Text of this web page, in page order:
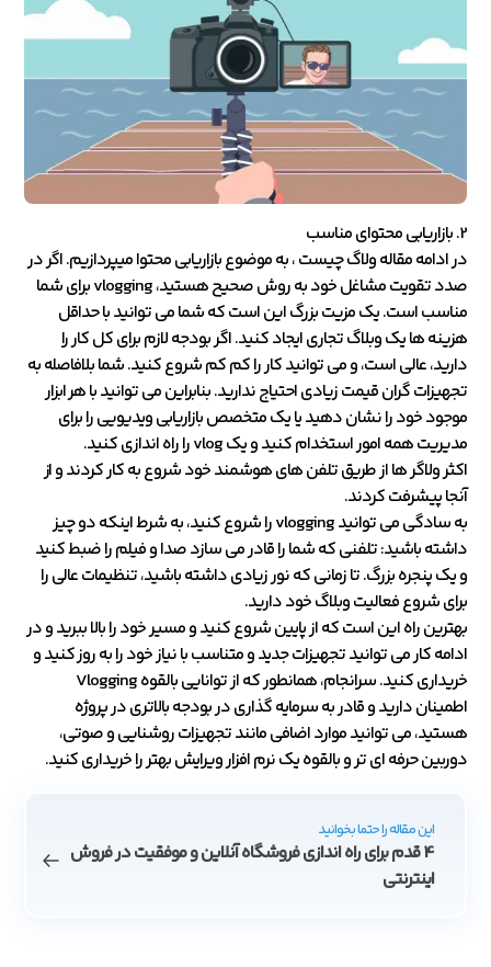
2. بازاریابی محتوای مناسب
در ادامه مقاله ولاگ چیست ، به موضوع بازاریابی محتوا میپردازیم. اگر در
صدد تقویت مشاغل خود به روش صحیح هستید، vlogging برای شما
مناسب است. یک مزیت بزرگ این است که شما می توانید با حداقل
هزینه ها یک وبلاگ تجاری ایجاد کنید. اگر بودجه لازم برای کل کار را
دارید، عالی است، و می توانید کار را کم کم شروع کنید. شما بلافاصله به
تجهیزات گران قیمت زیادی احتیاج ندارید. بنابراین می توانید با هر ابزار
موجود خود را نشان دهید یا یک متخصص بازاریابی ویدیویی را برای
مدیریت همه امور استخدام کنید و یک vlog را راه اندازی کنید.
اکثر ولاگر ها از طریق تلفن های هوشمند خود شروع به کار کردند و از
آنجا پیشرفت کردند.
به سادگی می توانید vlogging را شروع کنید، به شرط اینکه دو چیز
داشته باشید: تلفنی که شما را قادر می سازد صدا و فیلم را ضبط کنید
و یک پنجره بزرگ. تا زمانی که نور زیادی داشته باشید، تنظیمات عالی را
برای شروع فعالیت وبلاگ خود دارید.
بهترین راه این است که از پایین شروع کنید و مسیر خود را بالا ببرید و در
ادامه کار می توانید تجهیزات جدید و متناسب با نیاز خود را به روز کنید و
خریداری کنید. سرانجام، همانطور که از توانایی بالقوه Vlogging
اطمینان دارید و قادر به سرمایه گذاری در بودجه بالاتری در پروژه
هستید، می توانید موارد اضافی مانند تجهیزات روشنایی و صوتی،
دوربین حرفه ای تر و بالقوه یک نرم افزار ویرایش بهتر را خریداری کنید.
این مقاله را حتما بخوانید
4 قدم برای راه اندازی فروشگاه آنلاین و موفقیت در فروش
اینترنتی